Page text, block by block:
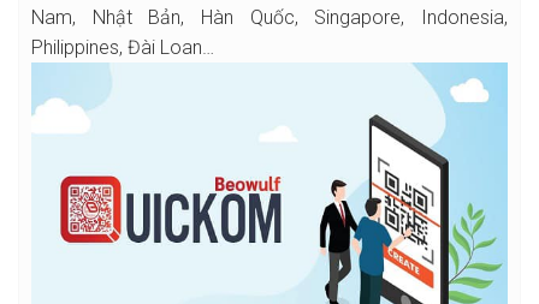
Nam, Nhật Bản, Hàn Quốc, Singapore, Indonesia,
Philippines, Đài Loan…